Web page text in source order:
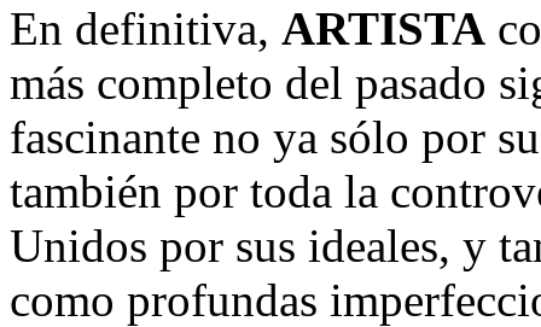
En definitiva, ARTISTA
más completo del pasado
fascinante no ya sólo por
también por toda la
Unidos por sus ideales, y
como profundas